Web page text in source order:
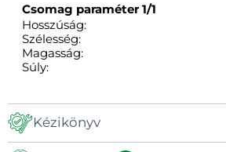
Csomag paraméter1/1
Hosszúság:
Szélesség:
Magasság:
Súly:
Kézikönyv